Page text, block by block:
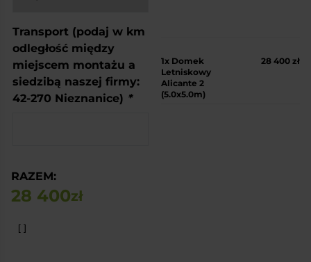
Transport (podaj w km
odległość między
miejscem montażu a
siedzibą naszej firmy:
42-270 Nieznanice) *
1x Domek
Letniskowy
Alicante 2
(5.0x5.0m)
28 400 zł
RAZEM:
28 400zł